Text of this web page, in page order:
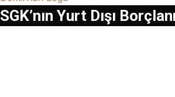
SGK’nın Yurt Dışı